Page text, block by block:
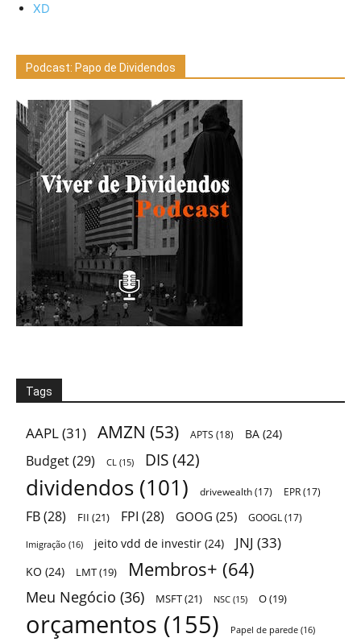
XD
Podcast: Papo de Dividendos
Tags
AAPL(31) AMZN (53) APTS (18) BA (24)
Budget(29) CL (15) DIS (42)
dividendos (101) drivewealth(17) EPR(17)
FB(28) FII (21) FPI (28) GOOG (25) GOOGL(17)
Imigração (16) jeito vdd de investir (24) JNJ (33)
KO (24) LMT(19) Membros+ (64)
Meu Negócio (36) MSFT(21) NSC (15) O(19)
orçamentos (155) Papel de parede (16)